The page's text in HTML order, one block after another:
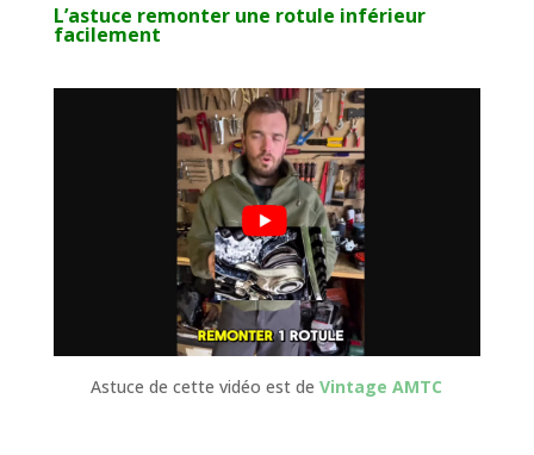
L’astuce remonter une rotule inférieur
facilement
Astuce de cette vidéo est deVintage AMTC